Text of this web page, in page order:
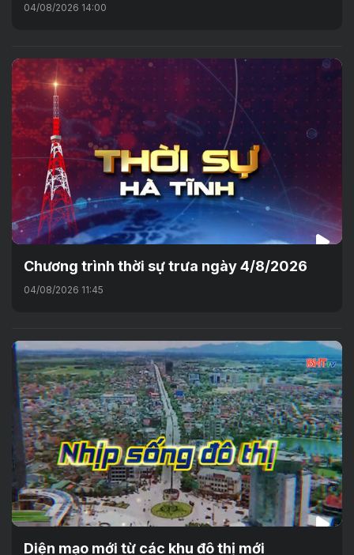
04/08/2026 14:00
Chương trình thời sự trưa ngày 4/8/2026
04/08/2026 11:45
Diện mạo mới từ các khu đô thị mới